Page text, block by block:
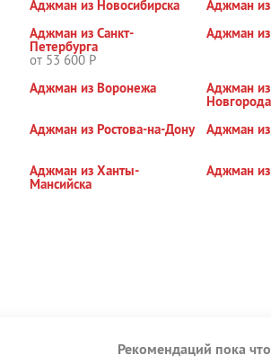
Аджман из Новосибирска Аджман
Аджман из Санкт-
Петербурга
от 53 600 Р
Аджман
Аджман из Воронежа Аджман
Новгорода
Аджман из Ростова-на-Дону Аджман из
Аджман из Ханты-
Мансийска
Аджман
Рекомендаций пока